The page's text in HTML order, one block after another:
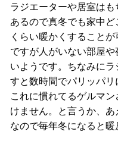
ラジエーターや居室は
あるので真冬でも家中
くらい暖かくすること
ですが人がいない部屋
いようです。ちなみに
すと数時間でパリッパリ
これに慣れてるゲルマ
けません。と言うか、あ
なので毎年冬になると暖